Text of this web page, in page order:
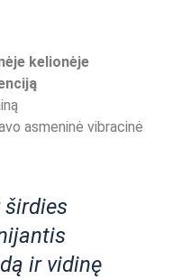
kelionėje
asmeninė vibracinė
širdies
ir vidinę